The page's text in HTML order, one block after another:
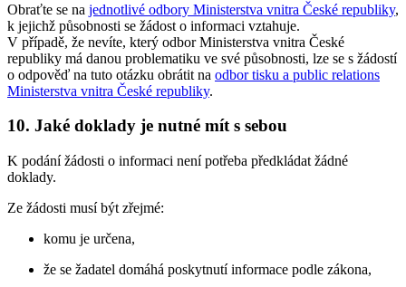
Obraťte se na jednotlivé odbory Ministerstva vnitra České republiky,
k jejichž působnosti se žádost o informaci vztahuje.
V případě, že nevíte, který odbor Ministerstva vnitra České
republiky má danou problematiku ve své působnosti, lze se s žádostí
o odpověď na tuto otázku obrátit na odbor tisku a public relations
Ministerstva vnitra České republiky.
10. Jaké doklady je nutné mít s sebou
K podání žádosti o informaci není potřeba předkládat žádné
doklady.
Ze žádosti musí být zřejmé:
komu je určena,
že se žadatel domáhá poskytnutí informace podle zákona,